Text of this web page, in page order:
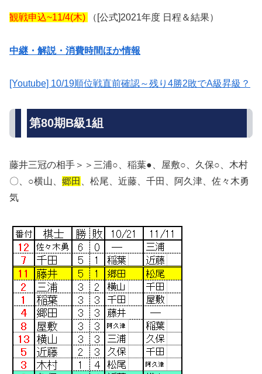
観戦申込~11/4(木) （[公式]2021年度 日程＆結果）
中継・解説・消費時間ほか情報
[Youtube] 10/19順位戦直前確認～残り4勝2敗でA級昇級？
第80期B級1組
藤井三冠の相手＞＞三浦○、稲葉●、屋敷○、久保○、木村
〇、○横山、 郷田
、松尾、近藤、千田、阿久津、佐々木勇
気